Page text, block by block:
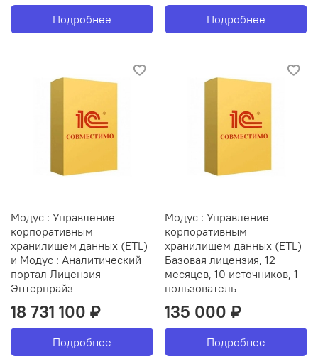
Подробнее Подробнее
Модус : Управление
корпоративным
хранилищем данных (ETL)
и Модус : Аналитический
портал Лицензия
Энтерпрайз
18 731 100 ₽
Подробнее
Модус : Управление
корпоративным
хранилищем данных (ETL)
Базовая лицензия, 12
месяцев, 10 источников, 1
пользователь
135 000 ₽
Подробнее